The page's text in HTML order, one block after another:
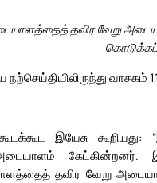
தவிர வேறு
நற்செய்தியிலிருந்து வாசகம்
இயேசு கூறியது:
கேட்கின்றனர்.
தவிர வேறு